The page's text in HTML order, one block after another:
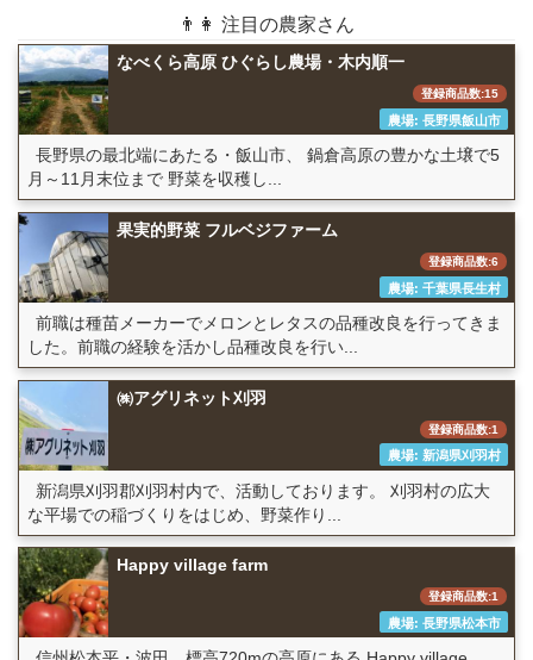
👨👩 注目の農家さん
なべくら高原 ひぐらし農場・木内順一
登録商品数:15
農場: 長野県飯山市
長野県の最北端にあたる・飯山市、 鍋倉高原の豊かな土壌で5
月～11月末位まで 野菜を収穫し...
果実的野菜 フルベジファーム
登録商品数:6
農場: 千葉県長生村
前職は種苗メーカーでメロンとレタスの品種改良を行ってきま
した。前職の経験を活かし品種改良を行い...
㈱アグリネット刈羽
登録商品数:1
農場: 新潟県刈羽村
新潟県刈羽郡刈羽村内で、活動しております。 刈羽村の広大
な平場での稲づくりをはじめ、野菜作り...
Happy village farm
登録商品数:1
農場: 長野県松本市